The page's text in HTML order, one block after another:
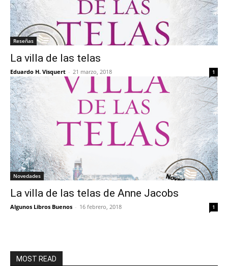
Reseñas
La villa de las telas
Eduardo H. Visquert - 21 marzo, 2018 1
Novedades
La villa de las telas de Anne Jacobs
Algunos Libros Buenos - 16 febrero, 2018 1
MOST READ